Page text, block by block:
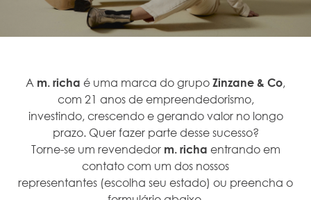
A m. richa é uma marca do grupo Zinzane & Co,
com 21 anos de empreendedorismo,
investindo, crescendo e gerando valor no longo
prazo. Quer fazer parte desse sucesso?
Torne-se um revendedor m. richa entrando em
contato com um dos nossos
representantes (escolha seu estado) ou preencha o